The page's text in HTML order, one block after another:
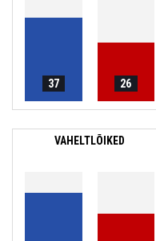
37 26
VAHELTLÕIKED